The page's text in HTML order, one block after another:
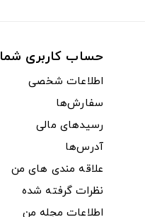
حساب کاربری شما
اطلاعات شخصی
سفارش‌ها
رسیدهای مالی
آدرس‌ها
علاقه مندی های من
نظرات گرفته شده
اطلاعات مجله من